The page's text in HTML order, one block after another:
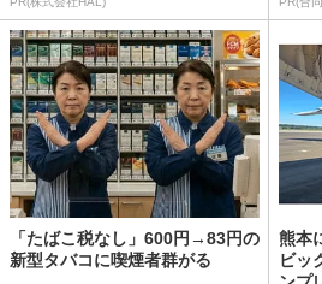
「たばこ税なし」600円→83円の
新型タバコに喫煙者群がる
熊本
ビッ